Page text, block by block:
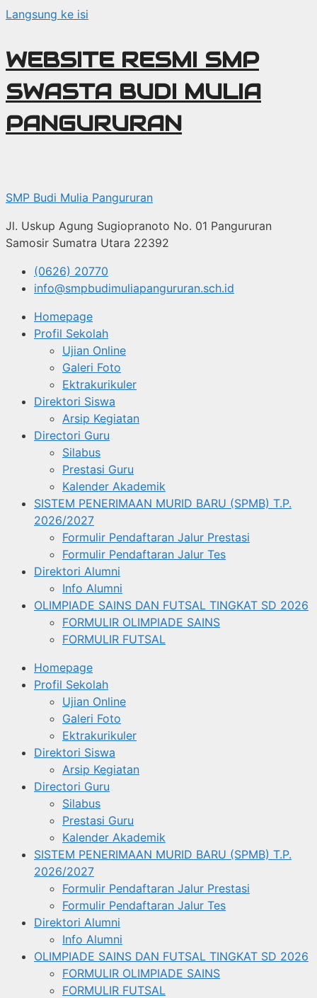
Langsung ke isi
WEBSITE RESMI SMP
SWASTA BUDI MULIA
PANGURURAN
SMP Budi Mulia Pangururan
Jl. Uskup Agung Sugiopranoto No. 01 Pangururan
Samosir Sumatra Utara 22392
(0626) 20770
info@smpbudimuliapangururan.sch.id
Homepage
Profil Sekolah
Ujian Online
Galeri Foto
Ektrakurikuler
Direktori Siswa
Arsip Kegiatan
Directori Guru
Silabus
Prestasi Guru
Kalender Akademik
SISTEM PENERIMAAN MURID BARU (SPMB) T.P.
2026/2027
Formulir Pendaftaran Jalur Prestasi
Formulir Pendaftaran Jalur Tes
Direktori Alumni
Info Alumni
OLIMPIADE SAINS DAN FUTSAL TINGKAT SD 2026
FORMULIR OLIMPIADE SAINS
FORMULIR FUTSAL
Homepage
Profil Sekolah
Ujian Online
Galeri Foto
Ektrakurikuler
Direktori Siswa
Arsip Kegiatan
Directori Guru
Silabus
Prestasi Guru
Kalender Akademik
SISTEM PENERIMAAN MURID BARU (SPMB) T.P.
2026/2027
Formulir Pendaftaran Jalur Prestasi
Formulir Pendaftaran Jalur Tes
Direktori Alumni
Info Alumni
OLIMPIADE SAINS DAN FUTSAL TINGKAT SD 2026
FORMULIR OLIMPIADE SAINS
FORMULIR FUTSAL